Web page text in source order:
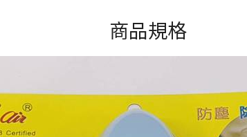
商品規格